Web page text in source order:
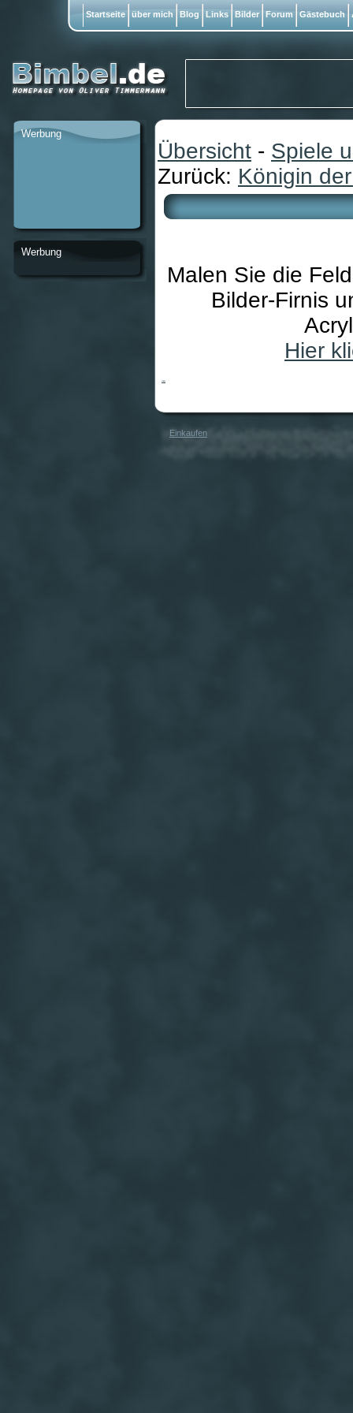
Übersicht - Spiele
Zurück: Königin
Malen Sie die
Bilder-Firnis
Hier
Einkaufen
Werbung
Werbung
Startseite über mich Blog Links Bilder Forum Gästebuch